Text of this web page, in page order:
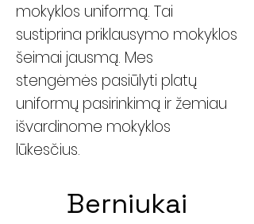
mokyklos uniformą. Tai
sustiprina priklausymo mokyklos
šeimai jausmą. Mes
stengėmės pasiūlyti platų
uniformų pasirinkimą ir žemiau
išvardinome mokyklos
lūkesčius.
Berniukai